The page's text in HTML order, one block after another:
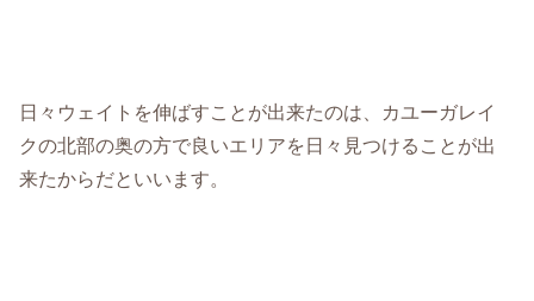
日々ウェイトを伸ばすことが出来たのは、カユーガレイ
クの北部の奥の方で良いエリアを日々見つけることが出
来たからだといいます。